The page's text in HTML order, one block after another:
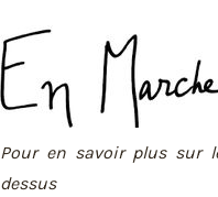
Pour en savoir plus sur
dessus